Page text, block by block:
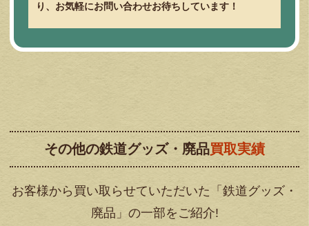
り、お気軽にお問い合わせお待ちしています！
その他の鉄道グッズ・廃品買取実績
お客様から買い取らせていただいた「鉄道グッズ・
廃品」の一部をご紹介!